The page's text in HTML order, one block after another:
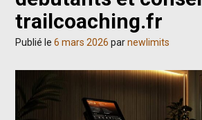
trailcoaching.fr
Publié le 6 mars 2026 parnewlimits